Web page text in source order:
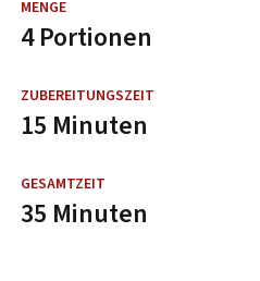
4 Portionen
15 Minuten
35 Minuten